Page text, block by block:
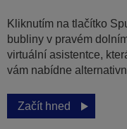
Kliknutím na tlačítko
bubliny v pravém
virtuální asistentce,
vám nabídne
Začít hned